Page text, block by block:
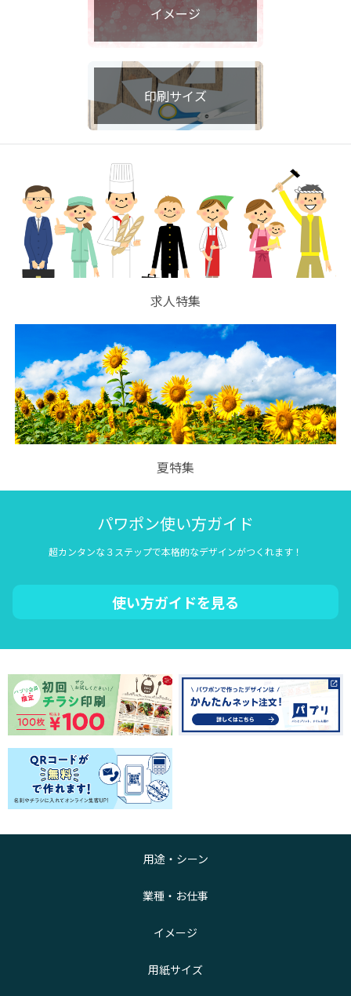
イメージ
印刷サイズ
求人特集
夏特集
パワポン使い方ガイド
超カンタンな３ステップで本格的なデザインがつくれます！
使い方ガイドを見る
用途・シーン
業種・お仕事
イメージ
用紙サイズ